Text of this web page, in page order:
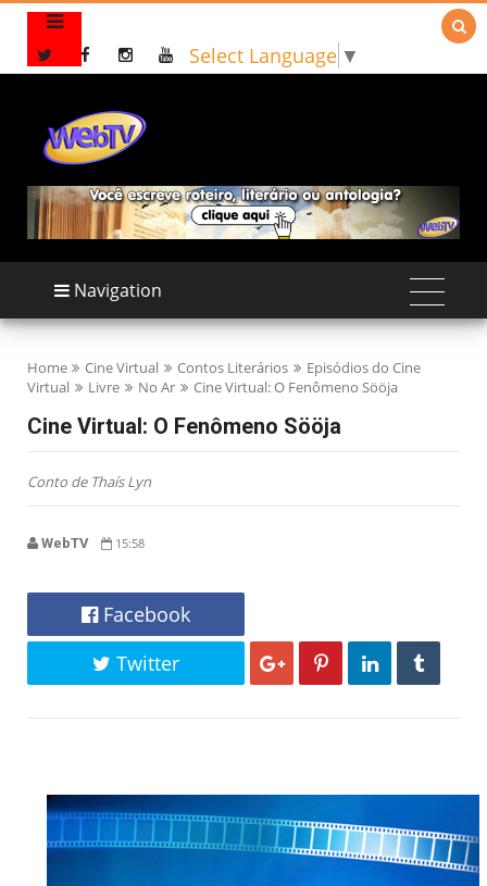
Select Language ▼

Navigation
Home Cine Virtual Contos Literários
Episódios do Cine
Virtual
Livre No Ar Cine Virtual: O Fenômeno Sööja
Cine Virtual: O Fenômeno Sööja
Conto de Thaís Lyn
WebTV 15:58
Facebook
Twitter